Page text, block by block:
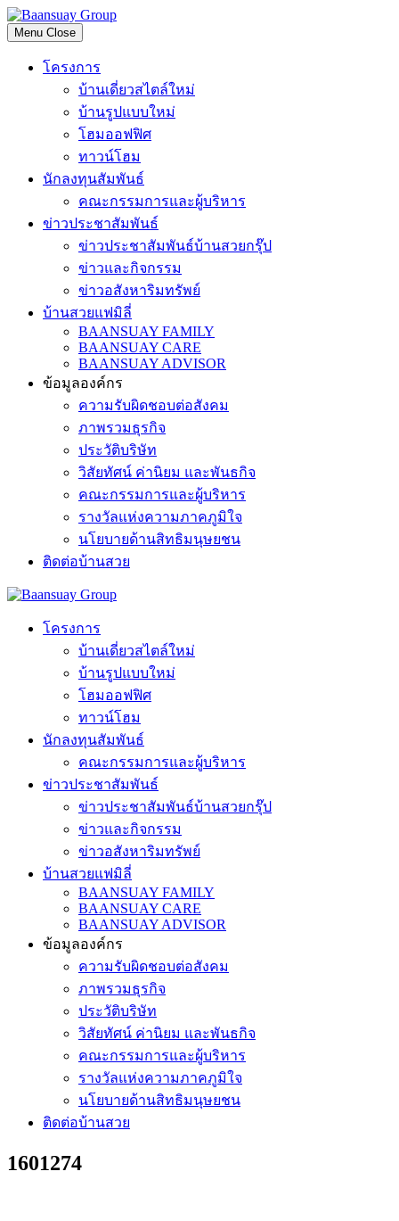
Skip
to
content
Menu Close
โครงการ
บ้านเดี่ยวสไตล์ใหม่
บ้านรูปแบบใหม่
โฮมออฟฟิศ
ทาวน์โฮม
นักลงทุนสัมพันธ์
คณะกรรมการและผู้บริหาร
ข่าวประชาสัมพันธ์
ข่าวประชาสัมพันธ์บ้านสวยกรุ๊ป
ข่าวและกิจกรรม
ข่าวอสังหาริมทรัพย์
บ้านสวยแฟมิลี่
BAANSUAY FAMILY
BAANSUAY CARE
BAANSUAY ADVISOR
ข้อมูลองค์กร
ความรับผิดชอบต่อสังคม
ภาพรวมธุรกิจ
ประวัติบริษัท
วิสัยทัศน์ ค่านิยม และพันธกิจ
คณะกรรมการและผู้บริหาร
รางวัลแห่งความภาคภูมิใจ
นโยบายด้านสิทธิมนุษยชน
ติดต่อบ้านสวย
โครงการ
บ้านเดี่ยวสไตล์ใหม่
บ้านรูปแบบใหม่
โฮมออฟฟิศ
ทาวน์โฮม
นักลงทุนสัมพันธ์
คณะกรรมการและผู้บริหาร
ข่าวประชาสัมพันธ์
ข่าวประชาสัมพันธ์บ้านสวยกรุ๊ป
ข่าวและกิจกรรม
ข่าวอสังหาริมทรัพย์
บ้านสวยแฟมิลี่
BAANSUAY FAMILY
BAANSUAY CARE
BAANSUAY ADVISOR
ข้อมูลองค์กร
ความรับผิดชอบต่อสังคม
ภาพรวมธุรกิจ
ประวัติบริษัท
วิสัยทัศน์ ค่านิยม และพันธกิจ
คณะกรรมการและผู้บริหาร
รางวัลแห่งความภาคภูมิใจ
นโยบายด้านสิทธิมนุษยชน
ติดต่อบ้านสวย
1601274